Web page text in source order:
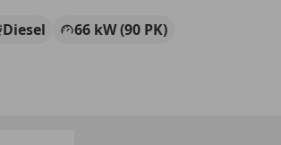
Diesel
66 kW (90 PK)